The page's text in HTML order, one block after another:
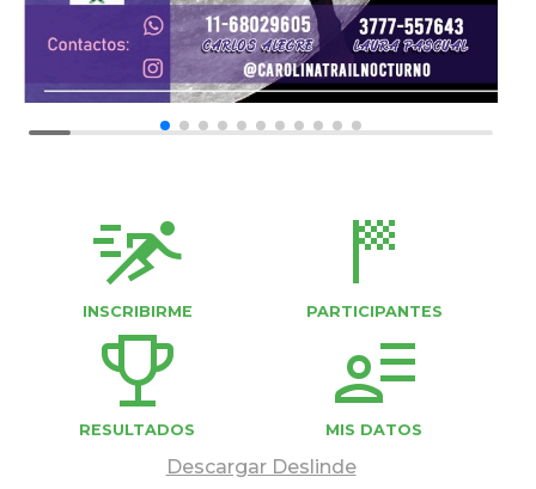
sprint
INSCRIBIRME
sports_score
PARTICIPANTES
trophy
RESULTADOS
user_attributes
MIS DATOS
Descargar Deslinde